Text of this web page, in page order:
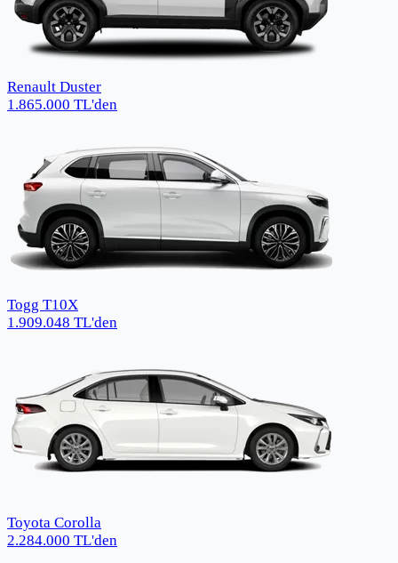
Renault Duster
1.865.000 TL'den
Togg T10X
1.909.048 TL'den
Toyota Corolla
2.284.000 TL'den